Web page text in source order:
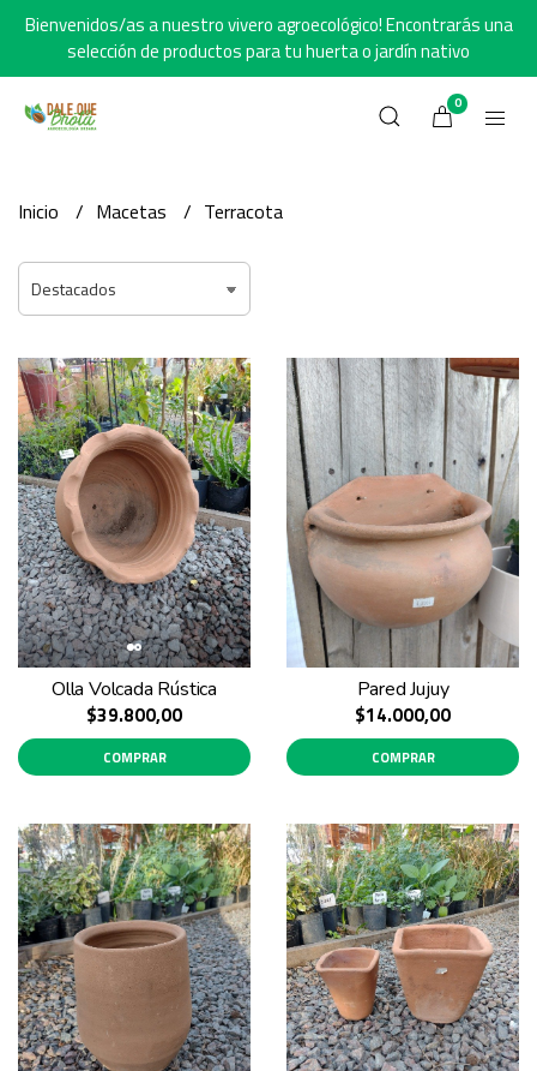
Bienvenidos/as a nuestro vivero agroecológico! Encontrarás una
selección de productos para tu huerta o jardín nativo
0
Inicio Macetas Terracota
Olla Volcada Rústica
$39.800,00
COMPRAR
Pared Jujuy
$14.000,00
COMPRAR